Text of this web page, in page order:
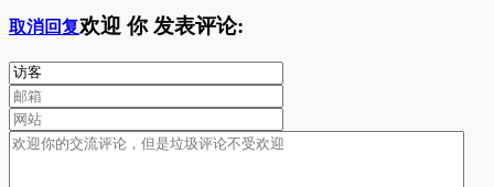
取消回复欢迎 你发表评论: